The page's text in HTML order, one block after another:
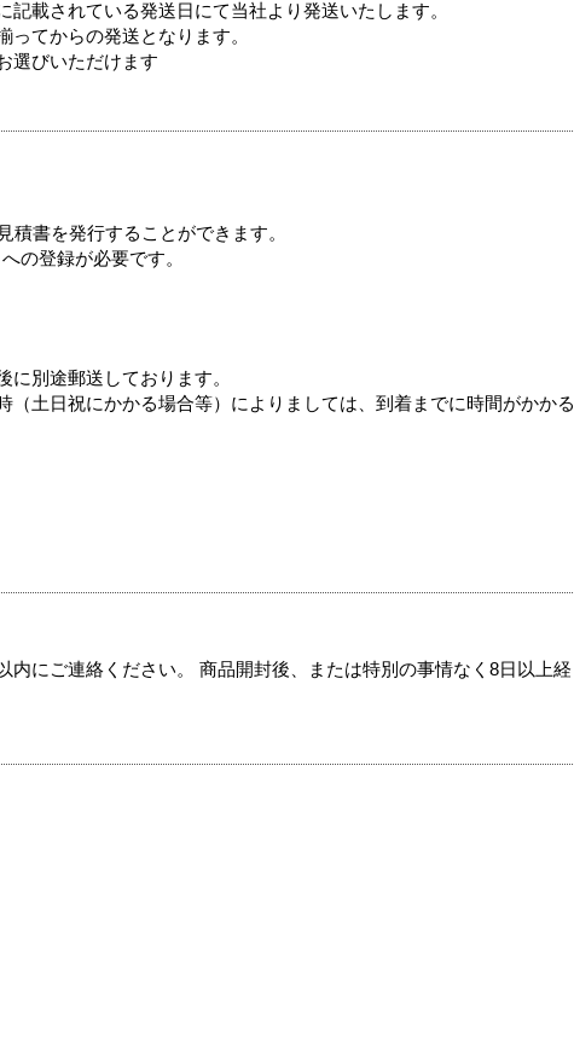
載されている発送日にて当社より発送いたします。
てからの発送となります。
選びいただけます
書を発行することができます。
の登録が必要です。
別途郵送しております。
土日祝にかかる場合等）によりましては、到着までに時間がかかる
にご連絡ください。 商品開封後、または特別の事情なく8日以上経